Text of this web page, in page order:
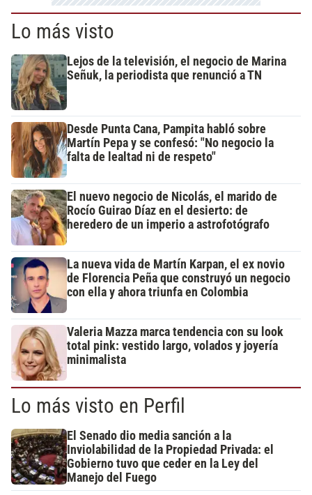
Lo más visto
Lejos de la televisión, el negocio de Marina
Señuk, la periodista que renunció a TN
Desde Punta Cana, Pampita habló sobre
Martín Pepa y se confesó: "No negocio la
falta de lealtad ni de respeto"
El nuevo negocio de Nicolás, el marido de
Rocío Guirao Díaz en el desierto: de
heredero de un imperio a astrofotógrafo
La nueva vida de Martín Karpan, el ex novio
de Florencia Peña que construyó un negocio
con ella y ahora triunfa en Colombia
Valeria Mazza marca tendencia con su look
total pink: vestido largo, volados y joyería
minimalista
Lo más visto en Perfil
El Senado dio media sanción a la
Inviolabilidad de la Propiedad Privada: el
Gobierno tuvo que ceder en la Ley del
Manejo del Fuego